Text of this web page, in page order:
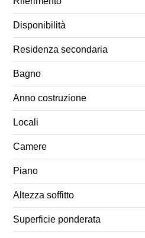
Disponibilità
Residenza secondaria
Bagno
Anno costruzione
Locali
Camere
Piano
Altezza soffitto
Superficie ponderata